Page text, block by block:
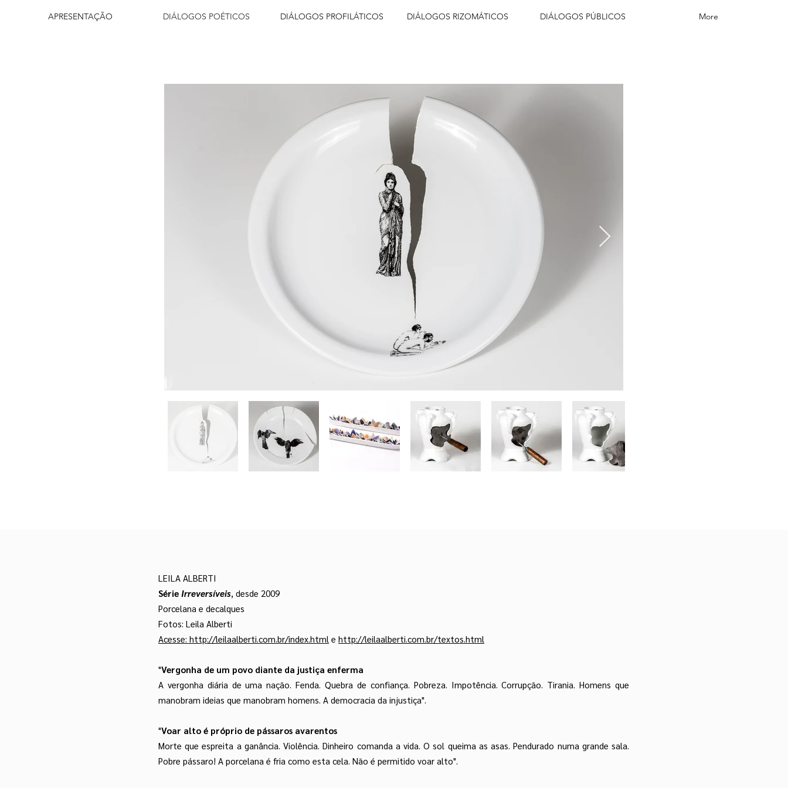
APRESENTAÇÃO DIÁLOGOS POÉTICOS DIÁLOGOS PROFILÁTICOS DIÁLOGOS RIZOMÁTICOS DIÁLOGOS PÚBLICOS More
LEILA ALBERTI
Série Irreversíveis, desde 2009
Porcelana e decalques
Fotos: Leila Alberti
Acesse: http://leilaalberti.com.br/index.html e http://leilaalberti.com.br/textos.html
"Vergonha de um povo diante da justiça enferma
A vergonha diária de uma nação. Fenda. Quebra de confiança. Pobreza. Impotência. Corrupção. Tirania. Homens que
manobram ideias que manobram homens. A democracia da injustiça".
"Voar alto é próprio de pássaros avarentos
Morte que espreita a ganância. Violência. Dinheiro comanda a vida. O sol queima as asas. Pendurado numa grande sala.
Pobre pássaro! A porcelana é fria como esta cela. Não é permitido voar alto".